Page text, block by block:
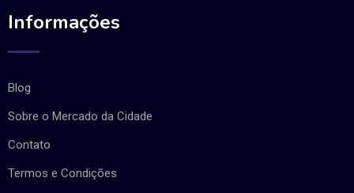
Informações
Blog
Sobre o Mercado da Cidade
Contato
Termos e Condições